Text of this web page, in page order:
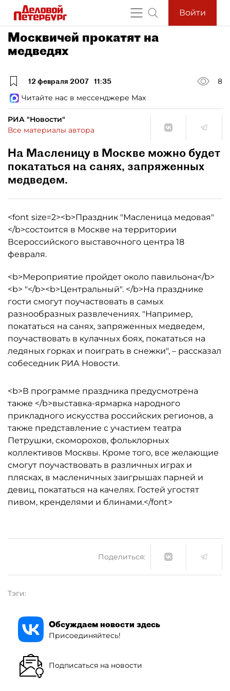
Войти
Москвичей прокатят на
медведях
12 февраля 2007 11:35
8
Читайте нас в мессенджере Max
РИА "Новости"
Все материалы автора
На Масленицу в Москве можно будет
покататься на санях, запряженных
медведем.
<font size=2><b>Праздник "Масленица медовая"
</b>состоится в Москве на территории
Всероссийского выставочного центра 18
февраля.
<b>Мероприятие пройдет около павильона</b>
<b> "</b><b>Центральный". </b>На празднике
гости смогут поучаствовать в самых
разнообразных развлечениях. "Например,
покататься на санях, запряженных медведем,
поучаствовать в кулачных боях, покататься на
ледяных горках и поиграть в снежки", – рассказал
собеседник РИА Новости.
<b>В программе праздника предусмотрена
также </b>выставка-ярмарка народного
прикладного искусства российских регионов, а
также представление с участием театра
Петрушки, скоморохов, фольклорных
коллективов Москвы. Кроме того, все желающие
смогут поучаствовать в различных играх и
плясках, в масленичных заигрышах парней и
девиц, покататься на качелях. Гостей угостят
пивом, кренделями и блинами.</font>
Поделиться:
Тэги:
Обсуждаем новости здесь
Присоединяйтесь!
Подписаться на новости